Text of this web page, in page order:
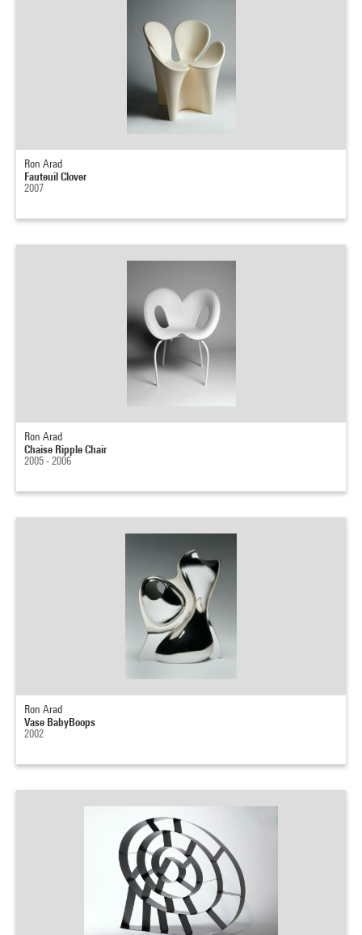
Ron Arad
Fauteuil Clover
2007
Ron Arad
Chaise Ripple Chair
2005 - 2006
Ron Arad
Vase BabyBoops
2002